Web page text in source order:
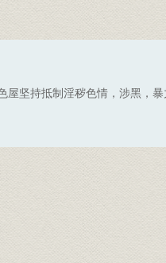
屋坚持抵制淫秽色情，涉黑，